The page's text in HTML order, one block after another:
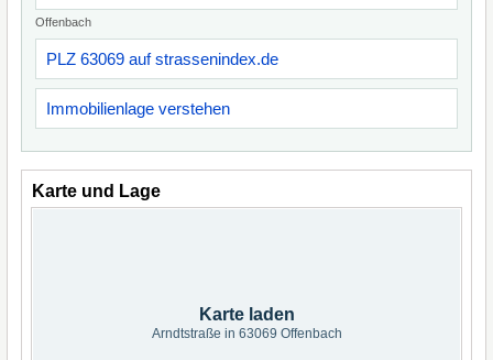
Offenbach
PLZ 63069 auf strassenindex.de
Immobilienlage verstehen
Karte und Lage
Karte laden
Arndtstraße in 63069 Offenbach